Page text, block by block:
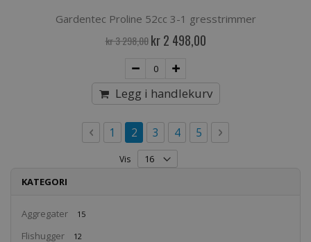
Gardentec Proline 52cc 3-1 gresstrimmer
kr 3 298,00 Spesialpris
kr 2 498,00
Legg i handlekurv
SideSide
Forrige
Side
1 You're currently reading page
2 Side
3 Side
4 Side
5 Side
Neste
Vis
KATEGORI
Aggregater 15
Flishugger 12